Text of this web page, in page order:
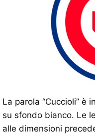
La parola “Cuccioli” è
su sfondo bianco. Le
alle dimensioni